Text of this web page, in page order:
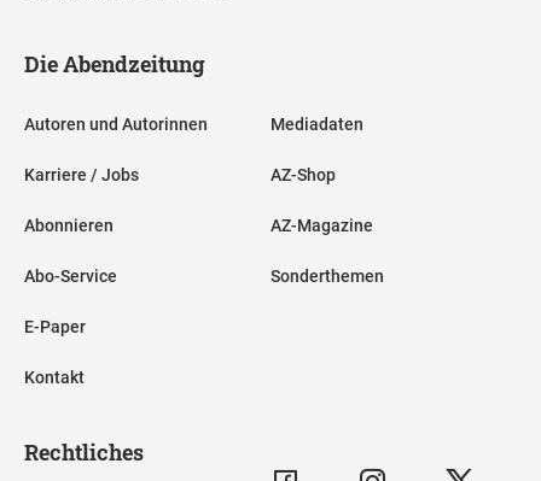
Die Abendzeitung
Autoren und Autorinnen
Karriere / Jobs
Abonnieren
Abo-Service
E-Paper
Kontakt
Mediadaten
AZ-Shop
AZ-Magazine
Sonderthemen
Rechtliches